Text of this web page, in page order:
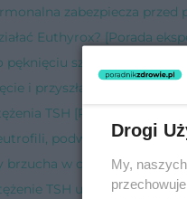
zabezpiecza
Euthyrox? [Porada
pęknięciu szyjki macicy
i przyszła ciąża [Porada
TSH [Porada eksperta]
podwyższone
brzucha w ciąży [Porada
TSH u nastolatki
Drogi
My,